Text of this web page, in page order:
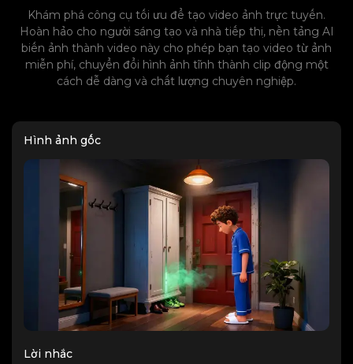
Khám phá công cụ tối ưu để tạo video ảnh trực tuyến.
Hoàn hảo cho người sáng tạo và nhà tiếp thị, nền tảng AI
biến ảnh thành video này cho phép bạn tạo video từ ảnh
miễn phí, chuyển đổi hình ảnh tĩnh thành clip động một
cách dễ dàng và chất lượng chuyên nghiệp.
Hình ảnh gốc
Lời nhắc